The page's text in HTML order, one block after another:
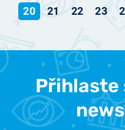
20
21 22 23
Přihlaste